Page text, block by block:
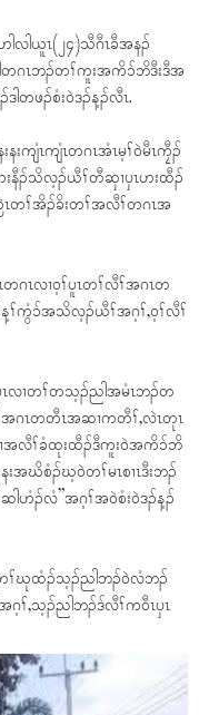
လါယူၤ(၂၄)သီဂီၤခီအနၣ်
တဂၤဘၣ်တၢ်ကူးအကိၥ်ဘိဒီးဒီအ
ါတဖၣ်စံးဝဲဒၣ်န့ၣ်လီၤ.
ကျံၤကျံၤတဂၤအံၤမ့ၢ်ဝဲမီၤကၠီၣ်
ဟးနီၣ်သိလ့ၣ်ယီၢ်တီဆှၢပှၤဟးထီၣ်
ၤတၢ်အိၣ်ခိးတၢ်အလီၢ်တဂၤအ
ဂၤလၢဝ့ၢ်ပူၤတၢ်လီၢ်အဂၤတ
န့ၢ်ကွံၥ်အသိလ့ၣ်ယီၢ်အဂ့ၢ်,ဝ့ၢ်လီၢ်
ၤလၢတၢ်တသ့ၣ်ညါအမံၤဘၣ်တ
အဂၤတတီၤအဆၢကတီၢ်,လဲၤတုၤ
ၢအလီၢ်ခံထုးထီၣ်ဒီကူးဝဲအကိၥ်ဘိ
အဃိစံၣ်ဃ့ဝဲတၢ်မၤစၢၤဒီးဘၣ်
ဟံၣ်လံ”အဂ့ၢ်အဝဲစံးဝဲဒၣ်န့ၣ်
တၢ်ဃုထံၣ်သ့ၣ်ညါဘၣ်ဝဲလံဘၣ်
ၢ်,သ့ၣ်ညါဘၣ်ဒ်လီၢ်ကဝီၤပှၤ